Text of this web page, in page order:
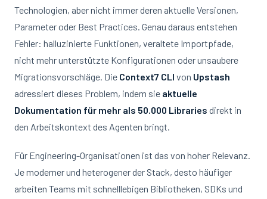
Technologien, aber nicht immer deren aktuelle Versionen,
Parameter oder Best Practices. Genau daraus entstehen
Fehler: halluzinierte Funktionen, veraltete Importpfade,
nicht mehr unterstützte Konfigurationen oder unsaubere
Migrationsvorschläge. Die Context7 CLI von Upstash
adressiert dieses Problem, indem sie aktuelle
Dokumentation für mehr als 50.000 Libraries direkt in
den Arbeitskontext des Agenten bringt.
Für Engineering-Organisationen ist das von hoher Relevanz.
Je moderner und heterogener der Stack, desto häufiger
arbeiten Teams mit schnelllebigen Bibliotheken, SDKs und